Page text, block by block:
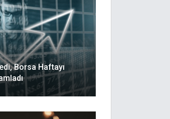
Borsa Haftayı